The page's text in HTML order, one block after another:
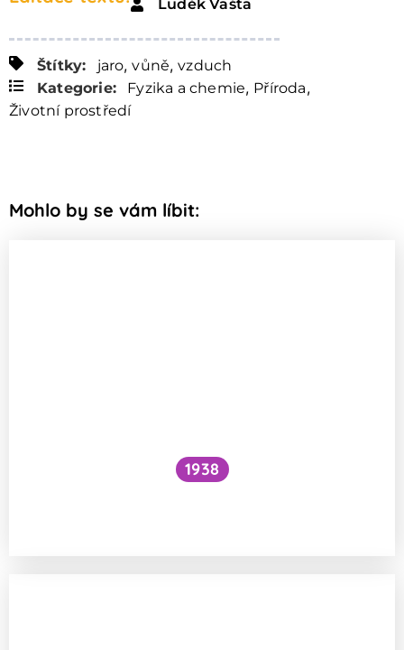
Luděk Vašta
Štítky: jaro, vůně, vzduch
Kategorie:
Fyzika a chemie, Příroda,
Životní prostředí
Mohlo by se vám líbit:
1938